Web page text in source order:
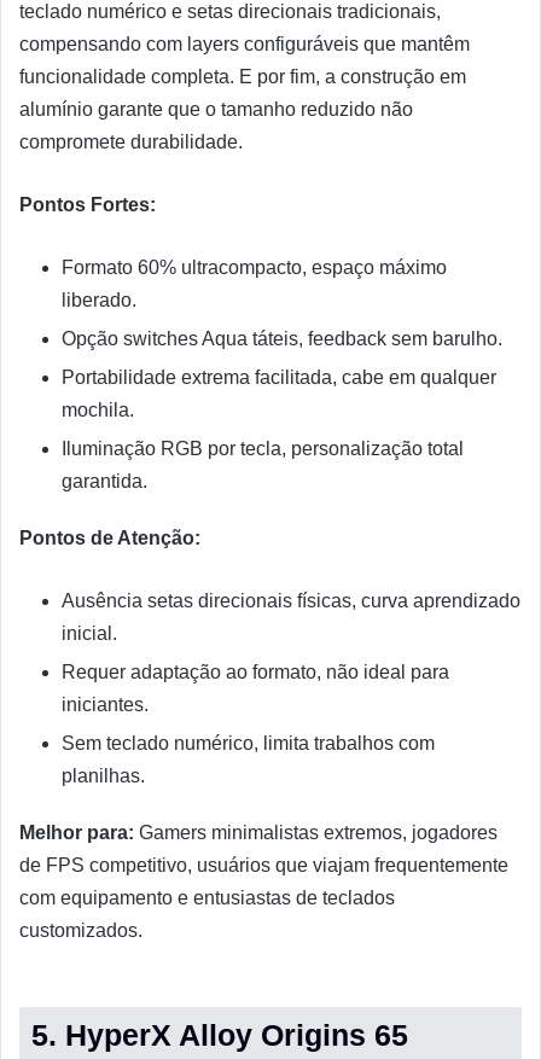
teclado numérico e setas direcionais tradicionais,
compensando com layers configuráveis que mantêm
funcionalidade completa. E por fim, a construção em
alumínio garante que o tamanho reduzido não
compromete durabilidade.
Pontos Fortes:
Formato 60% ultracompacto, espaço máximo
liberado.
Opção switches Aqua táteis, feedback sem barulho.
Portabilidade extrema facilitada, cabe em qualquer
mochila.
Iluminação RGB por tecla, personalização total
garantida.
Pontos de Atenção:
Ausência setas direcionais físicas, curva aprendizado
inicial.
Requer adaptação ao formato, não ideal para
iniciantes.
Sem teclado numérico, limita trabalhos com
planilhas.
Melhor para: Gamers minimalistas extremos, jogadores
de FPS competitivo, usuários que viajam frequentemente
com equipamento e entusiastas de teclados
customizados.
5. HyperX Alloy Origins 65